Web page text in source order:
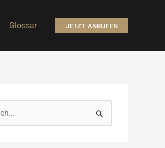
Glossar JETZT ANRUFEN